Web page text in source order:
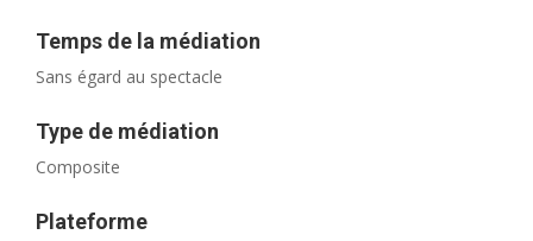
Temps de la médiation
Sans égard au spectacle
Type de médiation
Composite
Plateforme